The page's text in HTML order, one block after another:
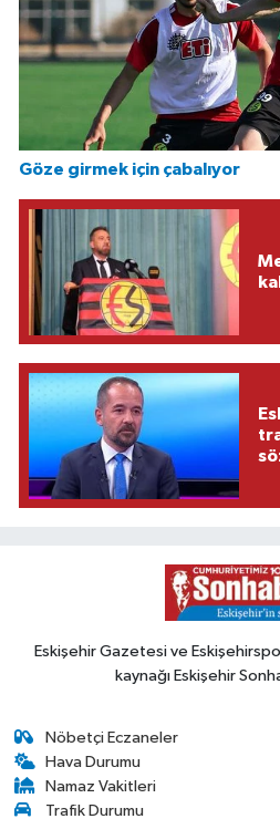
Göze girmek için çabalıyor
Eskişehir Gazetesi ve
kaynağı Eskişehir
Nöbetçi Eczaneler
Hava Durumu
Namaz Vakitleri
Trafik Durumu